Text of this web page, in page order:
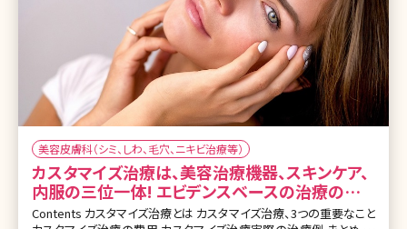
美容皮膚科（シミ、しわ、毛穴、ニキビ治療等）
カスタマイズ治療は、美容治療機器、スキンケア、
内服の三位一体! エビデンスベースの治療の全
貌に迫る
Contents カスタマイズ治療とは カスタマイズ治療、3つの重要なこと